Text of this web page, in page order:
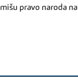
pravo naroda na